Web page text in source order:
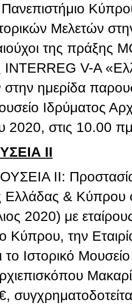
Μελετών
της πράξης
INTERREG V-A
ημερίδα
Ιδρύματος
2020, στις 10.00
ΙΙ
ΙΙ: Προστασία
Ελλάδας & Κύπρου
2020) με
Κύπρου, την
το Ιστορικό